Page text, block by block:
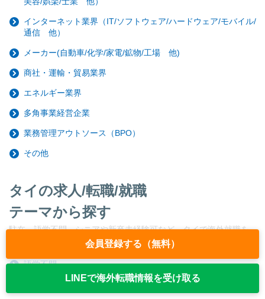
インターネット業界（IT/ソフトウェア/ハードウェア/モバイル/
通信 他）
メーカー(自動車/化学/家電/鉱物/工場 他)
商社・運輸・貿易業界
エネルギー業界
多角事業経営企業
業務管理アウトソース（BPO）
その他
タイの求人/転職/就職
テーマから探す
駐在、語学不問、シニアや新卒未経験可など、タイで海外就職を
したい方に人気の求人特集!
語学不問
シニアが活躍の案件
会員登録する（無料）
LINEで海外転職情報を受け取る